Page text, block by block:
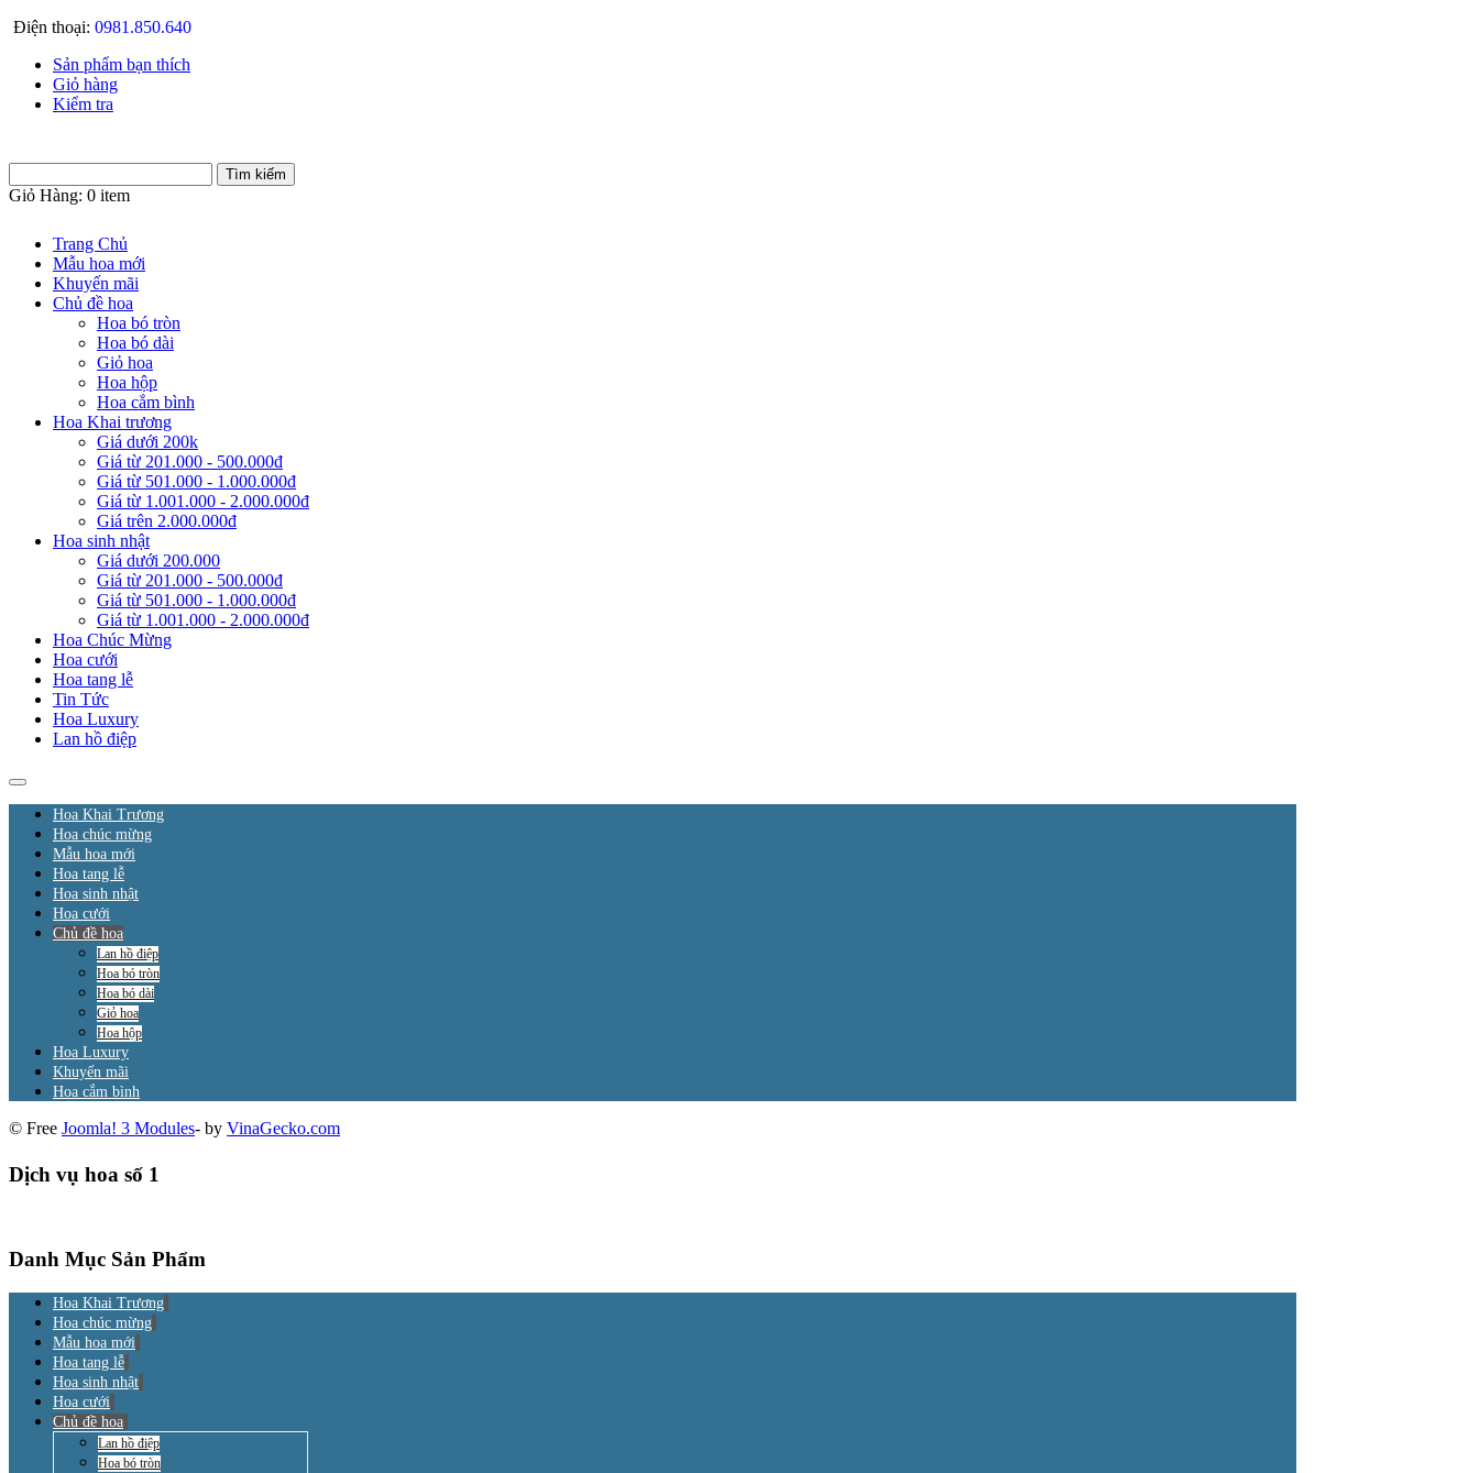
Điện thoại: 0981.850.640
Sản phẩm bạn thích
Giỏ hàng
Kiểm tra
Giỏ Hàng: 0 item
Trang Chủ
Mẫu hoa mới
Khuyến mãi
Chủ đề hoa
Hoa bó tròn
Hoa bó dài
Giỏ hoa
Hoa hộp
Hoa cắm bình
Hoa Khai trương
Giá dưới 200k
Giá từ 201.000 - 500.000đ
Giá từ 501.000 - 1.000.000đ
Giá từ 1.001.000 - 2.000.000đ
Giá trên 2.000.000đ
Hoa sinh nhật
Giá dưới 200.000
Giá từ 201.000 - 500.000đ
Giá từ 501.000 - 1.000.000đ
Giá từ 1.001.000 - 2.000.000đ
Hoa Chúc Mừng
Hoa cưới
Hoa tang lễ
Tin Tức
Hoa Luxury
Lan hồ điệp
Hoa Khai Trương
Hoa chúc mừng
Mẫu hoa mới
Hoa tang lễ
Hoa sinh nhật
Hoa cưới
Chủ đề hoa
Lan hồ điệp
Hoa bó tròn
Hoa bó dài
Giỏ hoa
Hoa hộp
Hoa Luxury
Khuyến mãi
Hoa cắm bình
© Free Joomla! 3 Modules- by VinaGecko.com
Dịch vụ hoa số 1
Danh Mục Sản Phẩm
Hoa Khai Trương
Hoa chúc mừng
Mẫu hoa mới
Hoa tang lễ
Hoa sinh nhật
Hoa cưới
Chủ đề hoa
Lan hồ điệp
Hoa bó tròn